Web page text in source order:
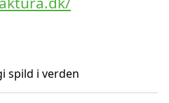
spild i verden